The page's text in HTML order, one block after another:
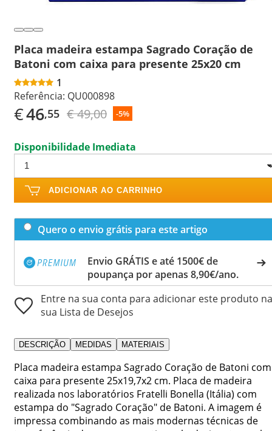
Placa madeira estampa Sagrado Coração de
Batoni com caixa para presente 25x20 cm
1
Referência: QU000898
€46,55 € 49,00 -5%
Disponibilidade Imediata
ADICIONAR AO CARRINHO
Quero o envio grátis para este artigo
Envio GRÁTIS e até 1500€ de
poupança por apenas 8,90€/ano.
Entre na sua conta para adicionar este produto na
sua Lista de Desejos
DESCRIÇÃO MEDIDAS MATERIAIS
Placa madeira estampa Sagrado Coração de Batoni com
caixa para presente 25x19,7x2 cm. Placa de madeira
realizada nos laboratórios Fratelli Bonella (Itália) com
estampa do "Sagrado Coração" de Batoni. A imagem é
impressa combinando as mais modernas técnicas de